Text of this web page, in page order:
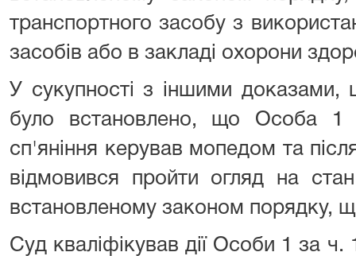
транспортного засобу з
засобів або в закладі охорони
У сукупності з іншими доказами,
було встановлено, що Особа 1
сп'яніння керував мопедом та
відмовився пройти огляд на
встановленому законом порядку,
Суд кваліфікував дії Особи 1 за